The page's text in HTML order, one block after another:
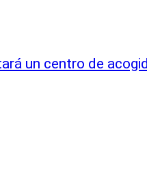
un centro de